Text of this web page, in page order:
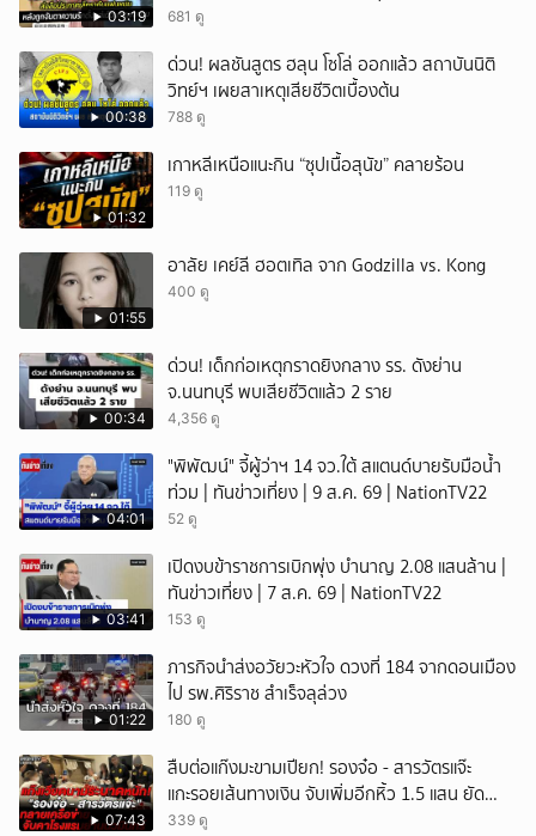
03:19 681 ดู
00:38
ด่วน! ผลชันสูตร ฮลุน โซโล่ ออกแล้ว สถาบันนิติ
วิทย์ฯ เผยสาเหตุเสียชีวิตเบื้องต้น
788 ดู
01:32
เกาหลีเหนือแนะกิน “ซุปเนื้อสุนัข” คลายร้อน
119 ดู
01:55
อาลัย เคย์ลี ฮอตเทิล จาก Godzilla vs. Kong
400 ดู
00:34
ด่วน! เด็กก่อเหตุกราดยิงกลาง รร. ดังย่าน
จ.นนทบุรี พบเสียชีวิตแล้ว 2 ราย
4,356 ดู
04:01
"พิพัฒน์" จี้ผู้ว่าฯ 14 จว.ใต้ สแตนด์บายรับมือน้ำ
ท่วม | ทันข่าวเที่ยง | 9 ส.ค. 69 | NationTV22
52 ดู
03:41
เปิดงบข้าราชการเบิกพุ่ง บำนาญ 2.08 แสนล้าน |
ทันข่าวเที่ยง | 7 ส.ค. 69 | NationTV22
153 ดู
01:22
ภารกิจนำส่งอวัยวะหัวใจ ดวงที่ 184 จากดอนเมือง
ไป รพ.ศิริราช สำเร็จลุล่วง
180 ดู
07:43
สืบต่อแก๊งมะขามเปียก! รองจ๋อ - สารวัตรแจ๊ะ
แกะรอยเส้นทางเงิน จับเพิ่มอีกหิ้ว 1.5 แสน ยัด
สินบน
339 ดู